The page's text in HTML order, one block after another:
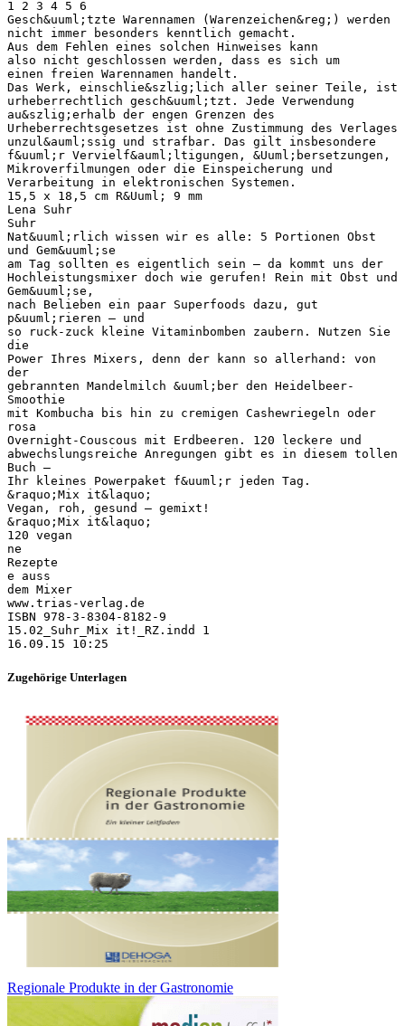
Zugehörige Unterlagen
Regionale Produkte in der Gastronomie